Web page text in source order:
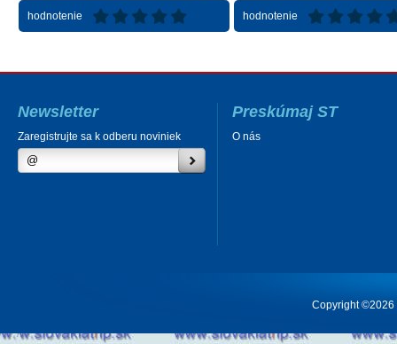
hodnotenie hodnotenie
Newsletter
Zaregistrujte sa k odberu noviniek
Preskúmaj ST
O nás
Copyright ©2026